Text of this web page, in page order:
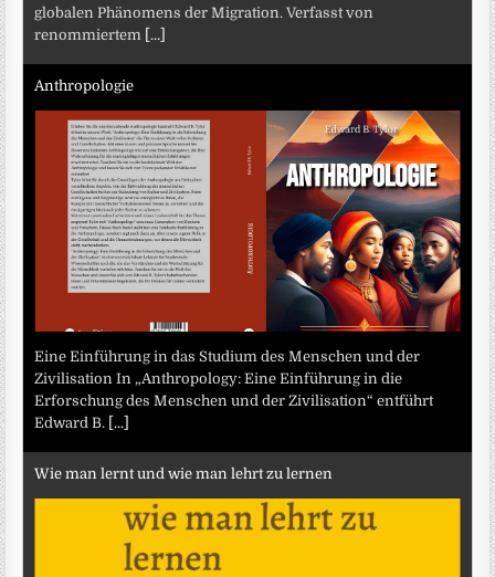
globalen Phänomens der Migration. Verfasst von
renommiertem [...]
Anthropologie
Eine Einführung in das Studium des Menschen und der
Zivilisation In „Anthropology: Eine Einführung in die
Erforschung des Menschen und der Zivilisation“ entführt
Edward B. [...]
Wie man lernt und wie man lehrt zu lernen